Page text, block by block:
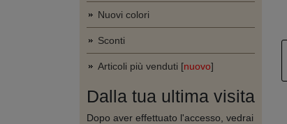
Nuovi colori
Sconti
Articoli più venduti [nuovo]
Dalla tua ultima visita
Dopo aver effettuato l'accesso, vedrai